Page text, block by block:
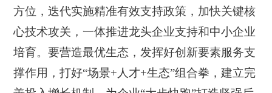
方位，迭代实施精准有效支持政策，加快关键核
心技术攻关，一体推进龙头企业支持和中小企业
培育。要营造最优生态，发挥好创新要素服务支
撑作用，打好“场景+人才+生态”组合拳，建立完